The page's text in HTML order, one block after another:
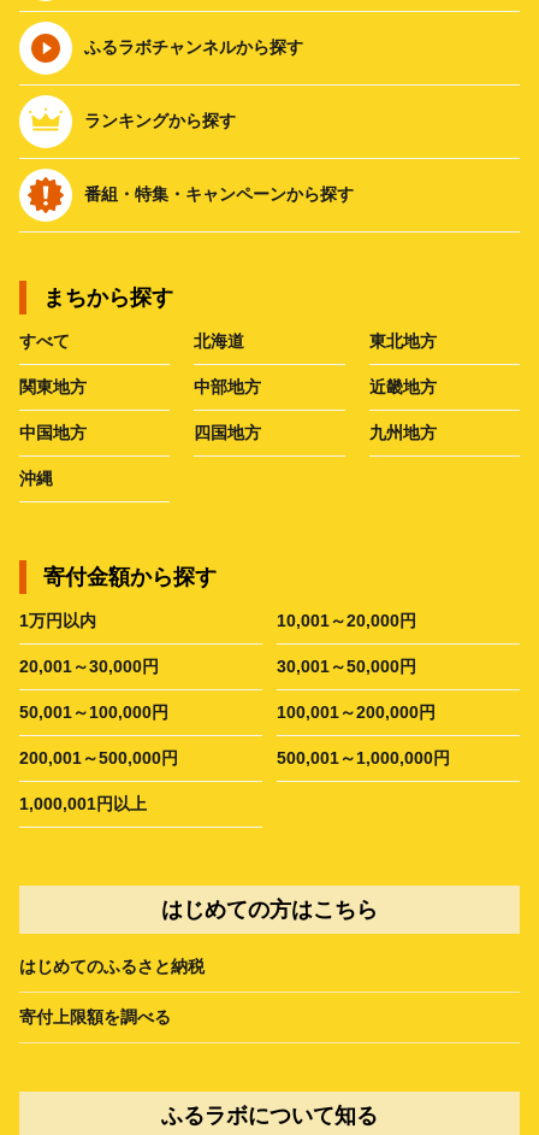
ふるラボチャンネルから探す
ランキングから探す
番組・特集・キャンペーンから探す
まちから探す
すべて 北海道 東北地方
関東地方 中部地方 近畿地方
中国地方 四国地方 九州地方
沖縄
寄付金額から探す
1万円以内 10,001～20,000円
20,001～30,000円 30,001～50,000円
50,001～100,000円 100,001～200,000円
200,001～500,000円 500,001～1,000,000円
1,000,001円以上
はじめての方はこちら
はじめてのふるさと納税
寄付上限額を調べる
ふるラボについて知る